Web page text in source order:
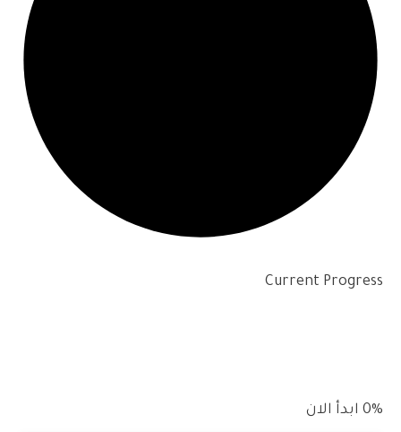
Current Progress
0% ابدأ الان